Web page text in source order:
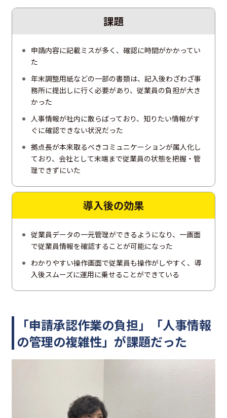
課題
申請内容に記載ミスが多く、確認に時間がかかってい
た
年末調整用紙などの一部の書類は、記入後わざわざ事
務所に提出しに行く必要があり、従業員の負担が大き
かった
人事情報が社内に散らばっており、知りたい情報がす
ぐに確認できない状況だった
拠点長が本来取るべきコミュニケーションが属人化し
ており、会社として末端まで従業員の状態を把握・管
理できずにいた
導入後の効果
従業員データの一元管理ができるようになり、一画面
で従業員情報を確認することが可能になった
わかりやすい操作画面で従業員も操作がしやすく、導
入後スムーズに運用に乗せることができている
「申請承認作業の負担」「人事情報
の管理の複雑性」が課題だった